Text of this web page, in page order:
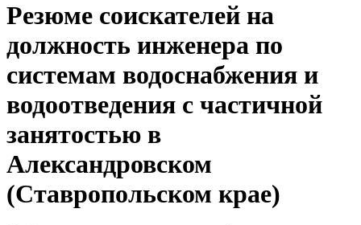
Резюме соискателей на
должность инженера по
системам водоснабжения и
водоотведения с частичной
занятостью в
Александровском
(Ставропольском крае)